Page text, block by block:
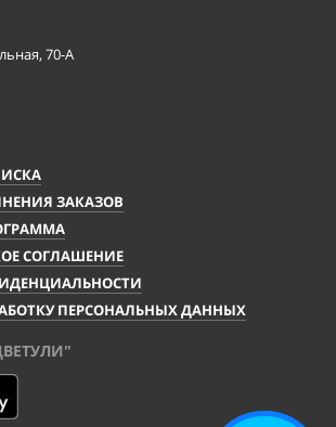
70-А
ЗАКАЗОВ
СОГЛАШЕНИЕ
ПЕРСОНАЛЬНЫХ ДАННЫХ